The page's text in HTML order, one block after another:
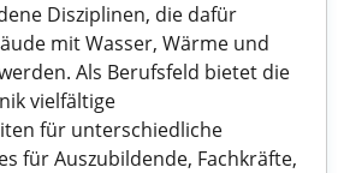
Disziplinen, die dafür
mit Wasser, Wärme und
Als Berufsfeld bietet die
vielfältige
für unterschiedliche
für Auszubildende, Fachkräfte,